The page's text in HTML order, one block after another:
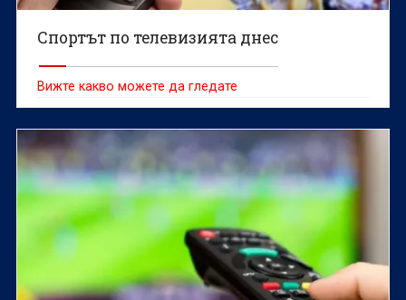
Спортът по телевизията днес
Вижте какво можете да гледате